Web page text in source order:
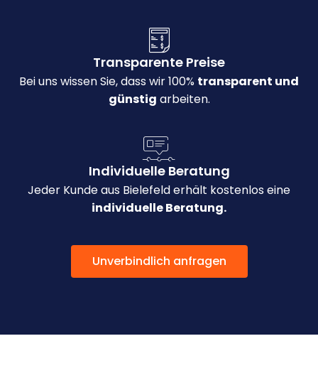
Transparente Preise
Bei uns wissen Sie, dass wir 100% transparent und
günstig arbeiten.
Individuelle Beratung
Jeder Kunde aus Bielefeld erhält kostenlos eine
individuelle Beratung.
Unverbindlich anfragen